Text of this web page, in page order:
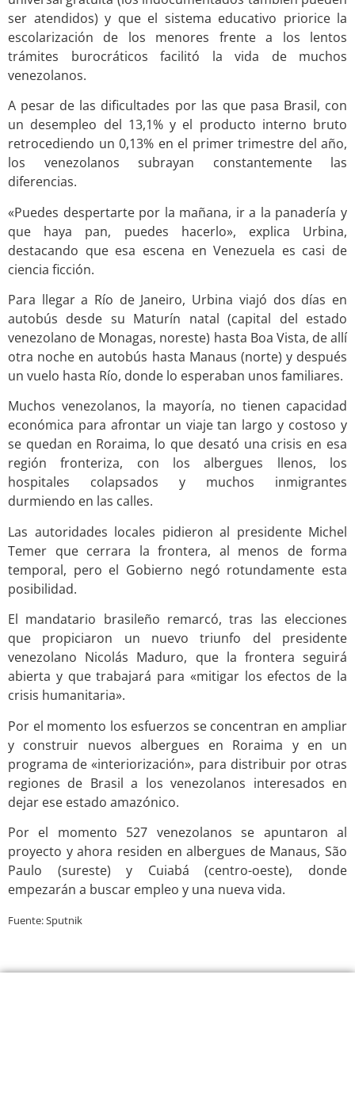
ser atendidos) y que el sistema educativo priorice la
escolarización de los menores frente a los lentos
trámites burocráticos facilitó la vida de muchos
venezolanos.
A pesar de las dificultades por las que pasa Brasil, con
un desempleo del 13,1% y el producto interno bruto
retrocediendo un 0,13% en el primer trimestre del año,
los venezolanos subrayan constantemente las
diferencias.
«Puedes despertarte por la mañana, ir a la panadería y
que haya pan, puedes hacerlo», explica Urbina,
destacando que esa escena en Venezuela es casi de
ciencia ficción.
Para llegar a Río de Janeiro, Urbina viajó dos días en
autobús desde su Maturín natal (capital del estado
venezolano de Monagas, noreste) hasta Boa Vista, de allí
otra noche en autobús hasta Manaus (norte) y después
un vuelo hasta Río, donde lo esperaban unos familiares.
Muchos venezolanos, la mayoría, no tienen capacidad
económica para afrontar un viaje tan largo y costoso y
se quedan en Roraima, lo que desató una crisis en esa
región fronteriza, con los albergues llenos, los
hospitales colapsados y muchos inmigrantes
durmiendo en las calles.
Las autoridades locales pidieron al presidente Michel
Temer que cerrara la frontera, al menos de forma
temporal, pero el Gobierno negó rotundamente esta
posibilidad.
El mandatario brasileño remarcó, tras las elecciones
que propiciaron un nuevo triunfo del presidente
venezolano Nicolás Maduro, que la frontera seguirá
abierta y que trabajará para «mitigar los efectos de la
crisis humanitaria».
Por el momento los esfuerzos se concentran en ampliar
y construir nuevos albergues en Roraima y en un
programa de «interiorización», para distribuir por otras
regiones de Brasil a los venezolanos interesados en
dejar ese estado amazónico.
Por el momento 527 venezolanos se apuntaron al
proyecto y ahora residen en albergues de Manaus, São
Paulo (sureste) y Cuiabá (centro-oeste), donde
empezarán a buscar empleo y una nueva vida.
Fuente: Sputnik